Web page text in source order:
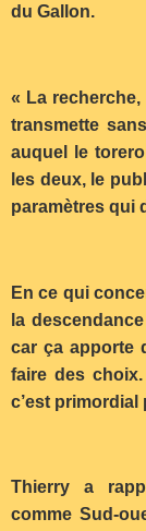
du Gallon.
« La
transmette
auquel le
les deux, le
paramètres qui
En ce qui
la
car ça apporte
faire des
c’est
Thierry a
comme Sud-